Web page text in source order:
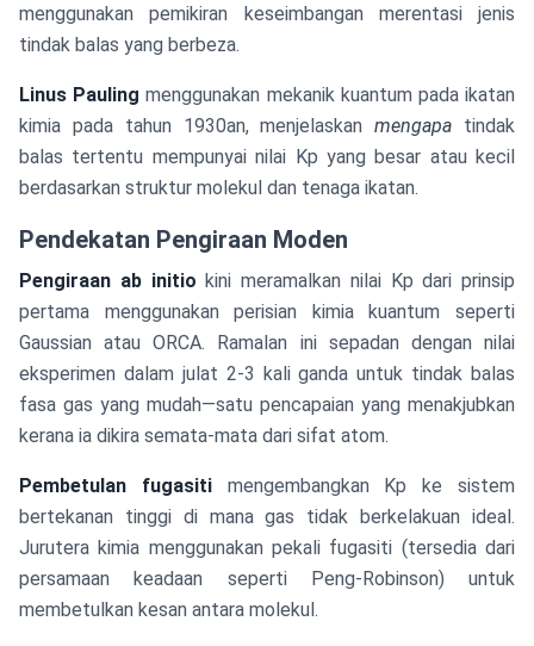
menggunakan pemikiran keseimbangan merentasi jenis
tindak balas yang berbeza.
Linus Pauling menggunakan mekanik kuantum pada ikatan
kimia pada tahun 1930an, menjelaskanmengapa tindak
balas tertentu mempunyai nilai Kp yang besar atau kecil
berdasarkan struktur molekul dan tenaga ikatan.
Pendekatan Pengiraan Moden
Pengiraan ab initio kini meramalkan nilai Kp dari prinsip
pertama menggunakan perisian kimia kuantum seperti
Gaussian atau ORCA. Ramalan ini sepadan dengan nilai
eksperimen dalam julat 2-3 kali ganda untuk tindak balas
fasa gas yang mudah—satu pencapaian yang menakjubkan
kerana ia dikira semata-mata dari sifat atom.
Pembetulan fugasitimengembangkan Kp ke sistem
bertekanan tinggi di mana gas tidak berkelakuan ideal.
Jurutera kimia menggunakan pekali fugasiti (tersedia dari
persamaan keadaan seperti Peng-Robinson) untuk
membetulkan kesan antara molekul.